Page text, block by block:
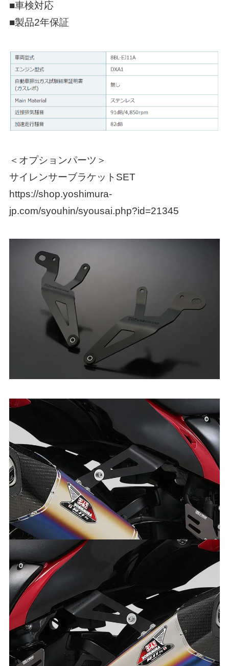
■車検対応
■製品2年保証
＜オプションパーツ＞
サイレンサーブラケットSET
https://shop.yoshimura-
jp.com/syouhin/syousai.php?id=21345